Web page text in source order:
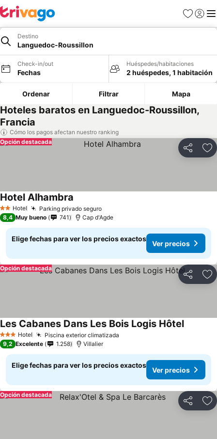
Favoritos
Iniciar
Destino
Languedoc-Roussillon
Check-in/out
Fechas
Huéspedes/habitaciones
2 huéspedes, 1 habitación
Ordenar Filtrar Mapa
Hoteles baratos en Languedoc-Roussillon,
Francia
Cómo los pagos afectan nuestro ranking
Compartir
Opción destacada
2 Estrellas
Hotel Parking privado seguro
Hotel Alhambra
8,4 Muy bueno 741 Cap d'Agde
Elige fechas para ver los precios exactos
Ver precios
Compartir
Opción destacada
3 Estrellas
Hotel Piscina exterior climatizada
Les Cabanes Dans Les Bois Logis Hôtel
9,2 Excelente 1.258 Villalier
Elige fechas para ver los precios exactos
Ver precios
Compartir
Opción destacada